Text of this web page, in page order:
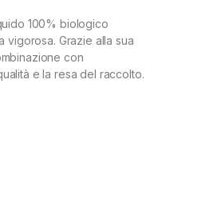
100% biologico
vigorosa. Grazie alla sua
con
e la resa del raccolto.